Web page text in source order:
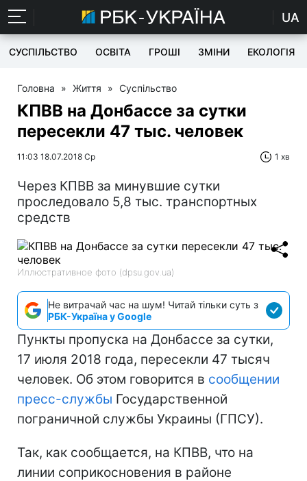
UA
СУСПІЛЬСТВО ОСВІТА ГРОШІ ЗМІНИ ЕКОЛОГІЯ
Головна » Життя » Суспільство
КПВВ на Донбассе за сутки
пересекли 47 тыс. человек
11:03 18.07.2018 Ср 1 хв
Через КПВВ за минувшие сутки
проследовало 5,8 тыс. транспортных
средств
Иллюстративное фото (dpsu.gov.ua)
Не витрачай час на шум! Читай тільки суть з
РБК-Україна у Google
Пункты пропуска на Донбассе за сутки,
17 июля 2018 года, пересекли 47 тысяч
человек. Об этом говорится в сообщении
пресс-службы Государственной
пограничной службы Украины (ГПСУ).
Так, как сообщается, на КПВВ, что на
линии соприкосновения в районе